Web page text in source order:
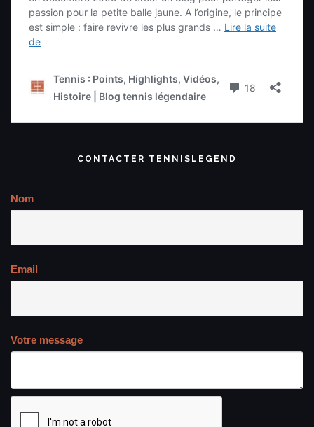
CONTACTER TENNISLEGEND
Nom
Email
Votre message